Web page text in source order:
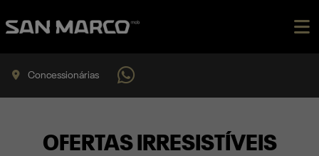
Concessionárias
OFERTAS IRRESISTÍVEIS